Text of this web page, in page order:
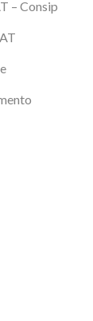
– Consip